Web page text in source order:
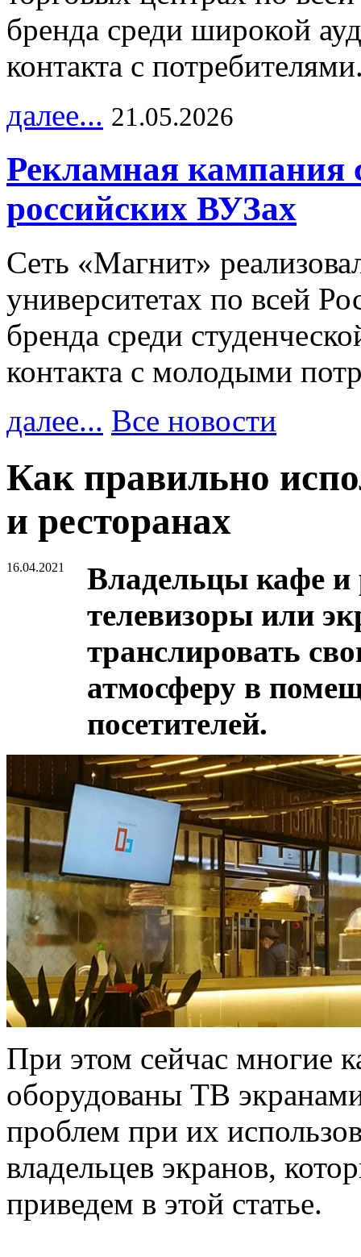
бренда среди широкой
контакта с
далее... 21.05.2026
Рекламная кампания
российских ВУЗах
Сеть «Магнит»
университетах по всей
бренда среди
контакта с молодыми
далее... Все новости
Как правильно
и ресторанах
16.04.2021
Владельцы кафе и
телевизоры или
транслировать
атмосферу в
посетителей.
При этом сейчас многие
оборудованы ТВ
проблем при их
владельцев экранов,
приведем в этой статье.